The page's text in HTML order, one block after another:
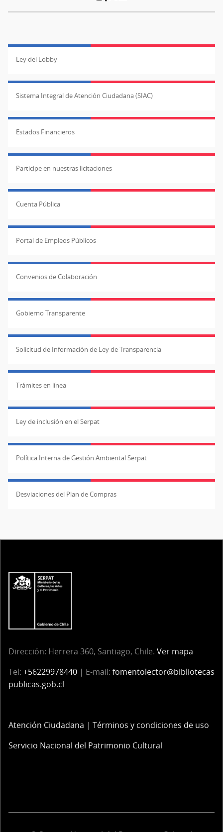
Ley del Lobby
Sistema Integral de Atención Ciudadana (SIAC)
Estados Financieros
Participe en nuestras licitaciones
Cuenta Pública
Portal de Empleos Públicos
Convenios de Colaboración
Gobierno Transparente
Solicitud de Información de Ley de Transparencia
Trámites en línea
Ley de inclusión en el Serpat
Política Interna de Gestión Ambiental Serpat
Desviaciones del Plan de Compras
Dirección: Herrera 360, Santiago, Chile. Ver mapa
Tel: +56229978440 | E-mail: fomentolector@bibliotecas
publicas.gob.cl
Atención Ciudadana | Términos y condiciones de uso
Servicio Nacional del Patrimonio Cultural